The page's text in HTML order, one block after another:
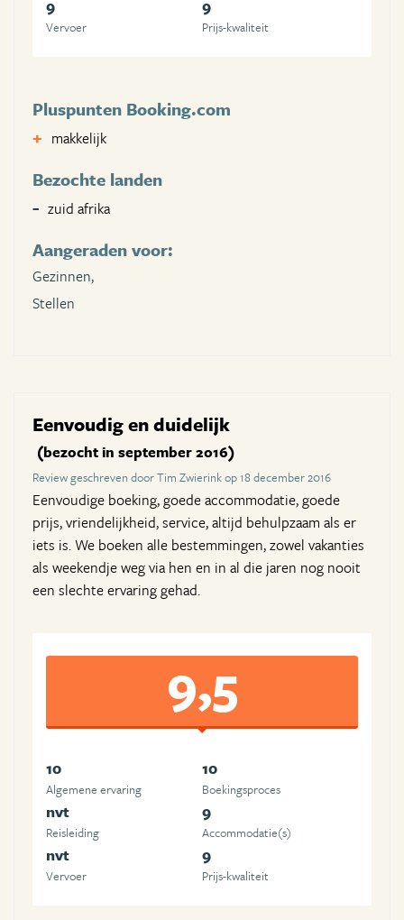
9
Vervoer
9
Prijs-kwaliteit
Pluspunten Booking.com
makkelijk
Bezochte landen
zuid afrika
Aangeraden voor:
Gezinnen,
Stellen
Eenvoudig en duidelijk
(bezocht in september 2016)
Review geschreven door Tim Zwierink op 18 december 2016
Eenvoudige boeking, goede accommodatie, goede
prijs, vriendelijkheid, service, altijd behulpzaam als er
iets is. We boeken alle bestemmingen, zowel vakanties
als weekendje weg via hen en in al die jaren nog nooit
een slechte ervaring gehad.
9,5
10
Algemene ervaring
10
Boekingsproces
nvt
Reisleiding
9
Accommodatie(s)
nvt
Vervoer
9
Prijs-kwaliteit